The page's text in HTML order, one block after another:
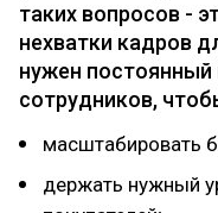
таких вопросов -
нехватки кадров
нужен постоянный
сотрудников,
масштабировать
держать нужный